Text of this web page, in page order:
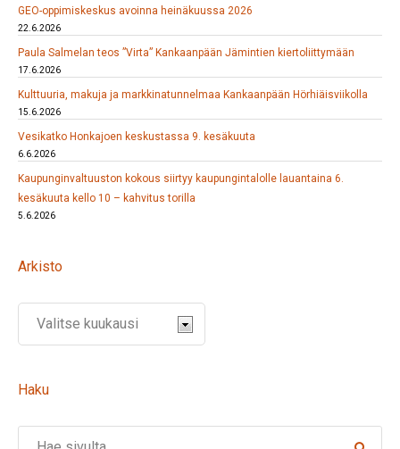
GEO-oppimiskeskus avoinna heinäkuussa 2026
22.6.2026
Paula Salmelan teos ”Virta” Kankaanpään Jämintien kiertoliittymään
17.6.2026
Kulttuuria, makuja ja markkinatunnelmaa Kankaanpään Hörhiäisviikolla
15.6.2026
Vesikatko Honkajoen keskustassa 9. kesäkuuta
6.6.2026
Kaupunginvaltuuston kokous siirtyy kaupungintalolle lauantaina 6.
kesäkuuta kello 10 – kahvitus torilla
5.6.2026
Arkisto
Haku